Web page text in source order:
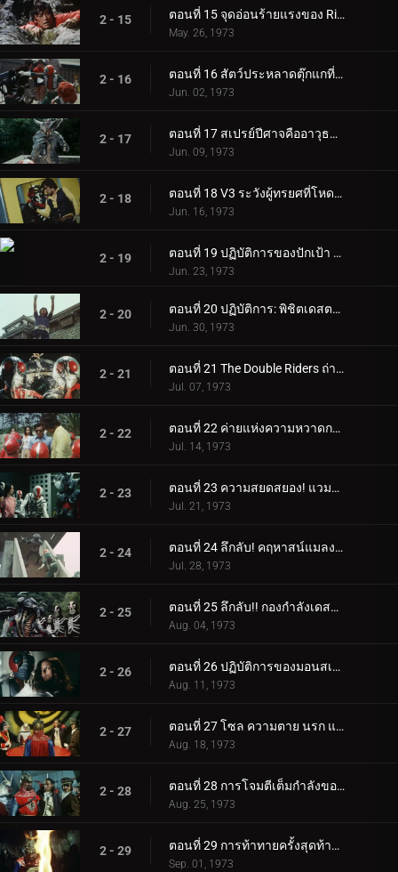
2 - 15 ตอนที่ 15 จุดอ่อนร้ายแรงของ Rider V3!!
May. 26, 1973
2 - 16 ตอนที่ 16 สัตว์ประหลาดตุ๊กแกที่มีขีปนาวุธอยู่บนหลัง!
Jun. 02, 1973
2 - 17 ตอนที่ 17 สเปรย์ปีศาจคืออาวุธของยมทูต
Jun. 09, 1973
2 - 18 ตอนที่ 18 V3 ระวังผู้ทรยศที่โหดเหี้ยม!
Jun. 16, 1973
2 - 19 ตอนที่ 19 ปฏิบัติการของปักเป้า อาปาเช่: ตอร์ปิโด!!
Jun. 23, 1973
2 - 20 ตอนที่ 20 ปฏิบัติการ: พิชิตเดสตรอน ชิโกกุ
Jun. 30, 1973
2 - 21 ตอนที่ 21 The Double Riders ถ่ายทอดสด
Jul. 07, 1973
2 - 22 ตอนที่ 22 ค่ายแห่งความหวาดกลัว! ความลึกลับของคลองใต้ดิน
Jul. 14, 1973
2 - 23 ตอนที่ 23 ความสยดสยอง! แวมไพร์จากสุสาน
Jul. 21, 1973
2 - 24 ตอนที่ 24 ลึกลับ! คฤหาสน์แมลงสาบ!!
Jul. 28, 1973
2 - 25 ตอนที่ 25 ลึกลับ!! กองกำลังเดสตรอน เรนเจอร์
Aug. 04, 1973
2 - 26 ตอนที่ 26 ปฏิบัติการของมอนสเตอร์ฮีตเตอร์-จั๊กจั่น: มัมมี่
Aug. 11, 1973
2 - 27 ตอนที่ 27 โซล ความตาย นรก และความมืดผงาดขึ้นมาจากหลุมศพ
Aug. 18, 1973
2 - 28 ตอนที่ 28 การโจมตีเต็มกำลังของผู้บัญชาการทั้งห้า!
Aug. 25, 1973
2 - 29 ตอนที่ 29 การท้าทายครั้งสุดท้ายของหมอจี!
Sep. 01, 1973